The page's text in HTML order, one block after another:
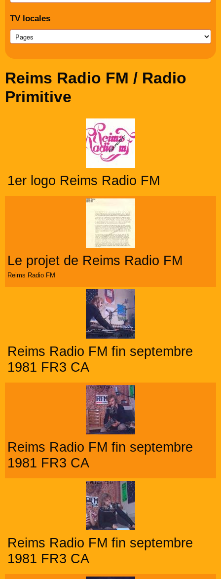
TV locales
Reims Radio FM / Radio
Primitive
1er logo Reims Radio FM
Le projet de Reims Radio FM
Reims Radio FM
Reims Radio FM fin septembre
1981 FR3 CA
Reims Radio FM fin septembre
1981 FR3 CA
Reims Radio FM fin septembre
1981 FR3 CA